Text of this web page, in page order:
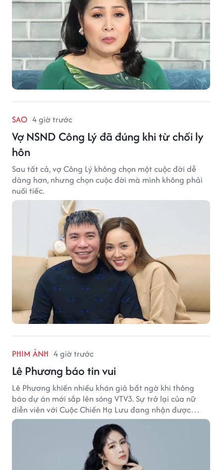
SAO 4 giờ trước
Vợ NSND Công Lý đã đúng khi từ chối ly
hôn
Sau tất cả, vợ Công Lý không chọn một cuộc đời dễ
dàng hơn, nhưng chọn cuộc đời mà mình không phải
nuối tiếc.
PHIM ẢNH 4 giờ trước
Lê Phương báo tin vui
Lê Phương khiến nhiều khán giả bất ngờ khi thông
báo dự án mới sắp lên sóng VTV3. Sự trở lại của nữ
diễn viên với Cuộc Chiến Hạ Lưu đang nhận được
nhiều sự quan tâm.